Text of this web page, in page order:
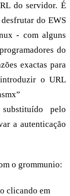
do servidor. É
do EWS
- com alguns
do
exactas para
o URL
substituído pelo
a autenticação
o grommunio:
clicando em